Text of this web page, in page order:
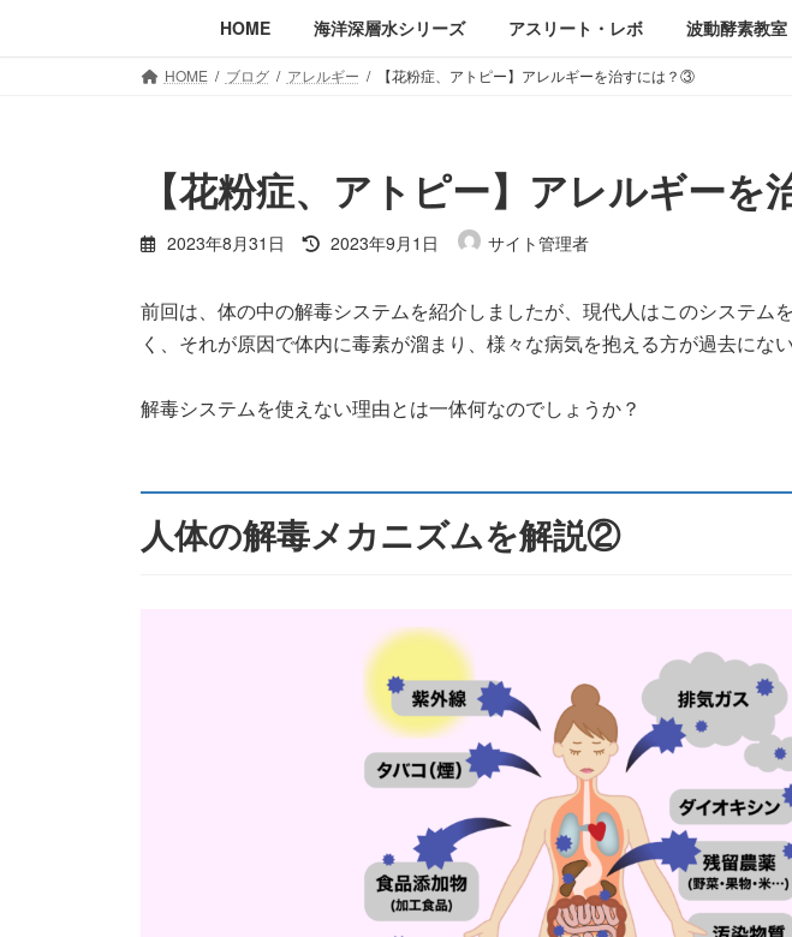
HOME 海洋深層水シリーズ アスリート・レボ 波動酵素教室
HOME ブログ アレルギー 【花粉症、アトピー】アレルギーを治すには？③
【花粉症、アトピー】アレルギー
2023年8月31日
最
新
日
2023年9月1日 サイト管理者
前回は、体の中の解毒システムを紹介しましたが、現代人はこのシステム
く、それが原因で体内に毒素が溜まり、様々な病気を抱える方が過去にな
解毒システムを使えない理由とは一体何なのでしょうか？
人体の解毒メカニズムを解説②